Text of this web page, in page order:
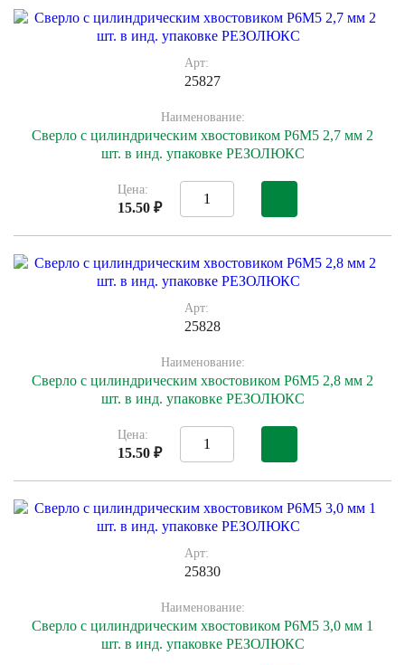
Арт:
25827
Наименование:
Сверло с цилиндрическим хвостовиком Р6М5 2,7 мм 2
шт. в инд. упаковке РЕЗОЛЮКС
Цена:
15.50 ₽
Арт:
25828
Наименование:
Сверло с цилиндрическим хвостовиком Р6М5 2,8 мм 2
шт. в инд. упаковке РЕЗОЛЮКС
Цена:
15.50 ₽
Арт:
25830
Наименование:
Сверло с цилиндрическим хвостовиком Р6М5 3,0 мм 1
шт. в инд. упаковке РЕЗОЛЮКС